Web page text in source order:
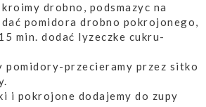
drobno, podsmazyc na
pomidora drobno pokrojonego,
min. dodać lyzeczke cukru-
pomidory-przecieramy przez sitko
i pokrojone dodajemy do zupy